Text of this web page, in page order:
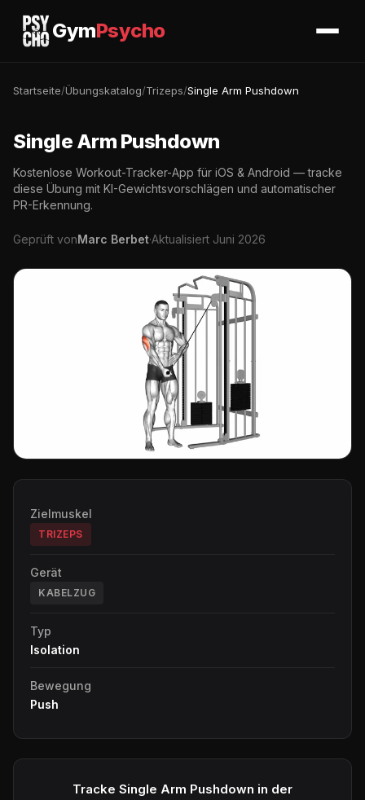
GymPsycho
Startseite/Übungskatalog/Trizeps/Single Arm Pushdown
Single Arm Pushdown
Kostenlose Workout-Tracker-App für iOS & Android — tracke
diese Übung mit KI-Gewichtsvorschlägen und automatischer
PR-Erkennung.
Geprüft vonMarc Berbet·Aktualisiert Juni 2026
Zielmuskel
TRIZEPS
Gerät
KABELZUG
Typ
Isolation
Bewegung
Push
Tracke Single Arm Pushdown in der